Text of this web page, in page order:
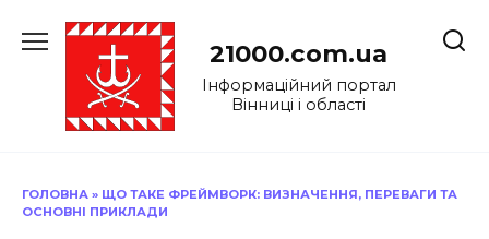
до
21000.com.ua
Інформаційний портал
Вінниці і області
ГОЛОВНА » ЩО ТАКЕ ФРЕЙМВОРК: ВИЗНАЧЕННЯ, ПЕРЕВАГИ ТА
ОСНОВНІ ПРИКЛАДИ